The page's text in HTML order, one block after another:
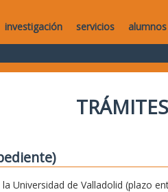
investigación servicios alumnos
TRÁMITES
Universidad de Valladolid (plazo